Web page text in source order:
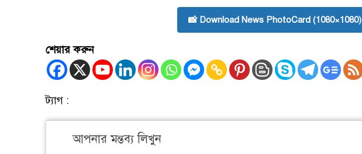
📸 Download News PhotoCard (1080×1080)
শেয়ার করুন
ট্যাগ :
আপনার মন্তব্য লিখুন